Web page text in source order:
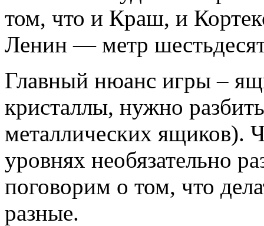
том, что и Краш, и
Ленин — метр
Главный нюанс игры –
кристаллы, нужно
металлических ящиков).
уровнях необязательно
поговорим о том, что
разные.